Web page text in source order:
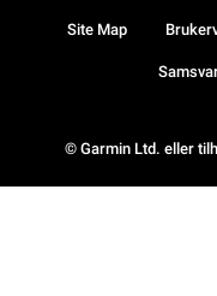
© Garmin Ltd. eller
Site Map